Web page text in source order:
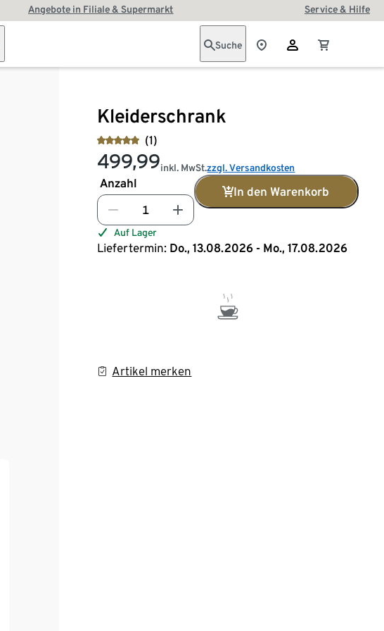
Angebote in Filiale & Supermarkt Service & Hilfe
Suche
Kleiderschrank
(1)
499,99inkl. MwSt.zzgl. Versandkosten
Anzahl
In den Warenkorb
Auf Lager
Liefertermin: Do., 13.08.2026 - Mo., 17.08.2026
Artikel merken